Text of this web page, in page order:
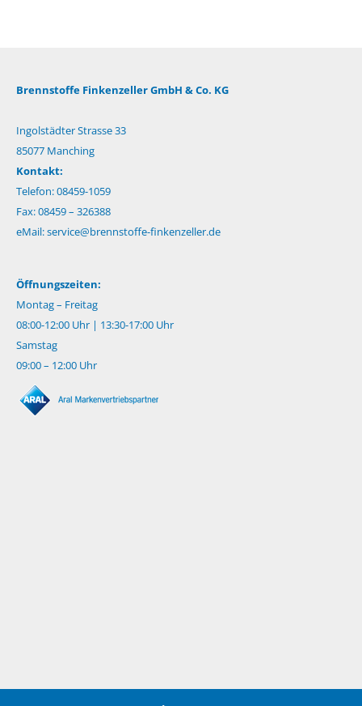
Brennstoffe Finkenzeller GmbH & Co. KG
Ingolstädter Strasse 33
85077 Manching
Kontakt:
Telefon: 08459-1059
Fax: 08459 – 326388
eMail:service@brennstoffe-finkenzeller.de
Öffnungszeiten:
Montag – Freitag
08:00-12:00 Uhr | 13:30-17:00 Uhr
Samstag
09:00 – 12:00 Uhr